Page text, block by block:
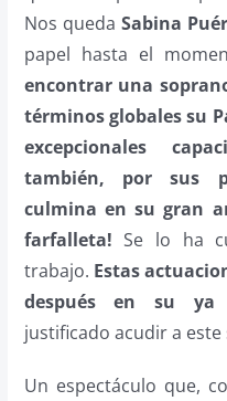
Nos quedaSabina
papel hasta el
encontrar una
términos globales su
excepcionales
también, por sus
culmina en su gran
farfalleta! Se lo ha
trabajo. Estas
después en su ya
justificado acudir a
Un espectáculo que,